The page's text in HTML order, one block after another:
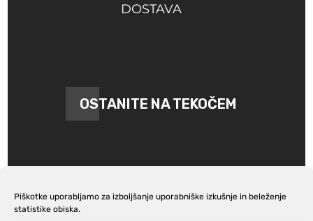
Piškotke uporabljamo za izboljšanje uporabniške izkušnje in beleženje
statistike obiska.
DOSTAVA
OSTANITE NA TEKOČEM